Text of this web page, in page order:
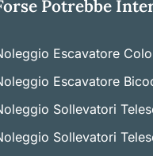
Potrebbe
Escavatore
Escavatore
Sollevatori
Sollevatori